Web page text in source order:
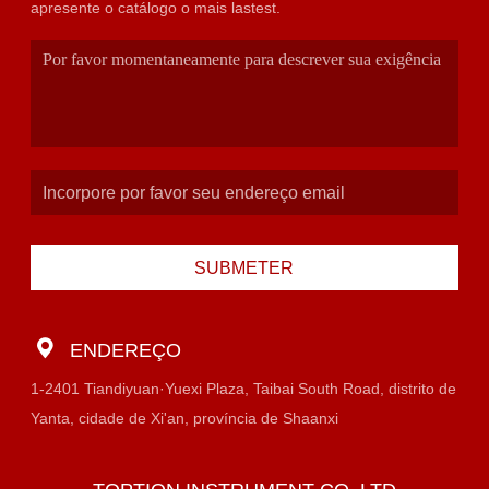
apresente o catálogo o mais lastest.
SUBMETER
ENDEREÇO
1-2401 Tiandiyuan·Yuexi Plaza, Taibai South Road, distrito de
Yanta, cidade de Xi'an, província de Shaanxi